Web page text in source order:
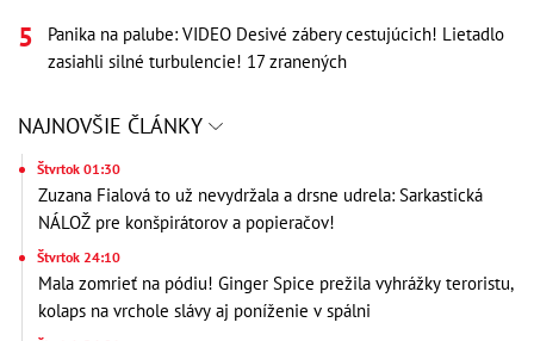
Panika na palube: VIDEO Desivé zábery cestujúcich! Lietadlo
zasiahli silné turbulencie! 17 zranených
NAJNOVŠIE ČLÁNKY
Štvrtok 01:30
Zuzana Fialová to už nevydržala a drsne udrela: Sarkastická
NÁLOŽ pre konšpirátorov a popieračov!
Štvrtok 24:10
Mala zomrieť na pódiu! Ginger Spice prežila vyhrážky teroristu,
kolaps na vrchole slávy aj poníženie v spálni